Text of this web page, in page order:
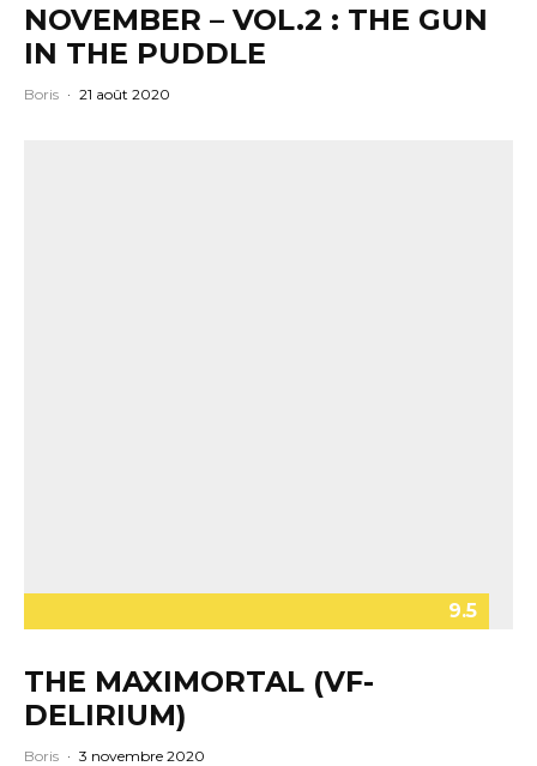
NOVEMBER – VOL.2 : THE GUN
IN THE PUDDLE
Boris · 21 août 2020
9.5
THE MAXIMORTAL (VF-
DELIRIUM)
Boris · 3 novembre 2020